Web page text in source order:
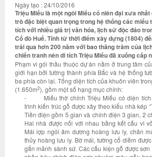
Ngày tạo : 24/10/2016
Triệu Miếu là một ngôi Miếu có niên đại xưa
trò đặc biệt quan trọng trong hệ thống các miếu
tích với nhiều giá trị văn hóa, lịch sử độc đáo
Cố đô Huế. Tính từ thời điểm xây dựng (1804)
trải qua hơn 200 năm với bao thăng trầm của
chiến tranh nên di tích Triệu Miếu đã xuống cấp
Phạm vi gói thầu thuộc dự án nằm ở trung tâm
giới hạn bởi tường thành phía Bắc và hệ thống
ba phía còn lại. Tổng diện tích của khuôn viên
(1.650m2), gồm một số hạng mục chính:
- Miếu thờ chính Triệu Miếu có diện tích
trình kiến trúc gỗ được xây theo kiểu nhà kép
Tiền điện gồm 5 gian và chính điện 3 gian, 2
Hai nhà được nối với nhau bằng kết cấu vì
Mái lợp ngói âm dương hoàng lưu ly, chân
thủy hoàng lưu ly. Bờ mái, tường cổ diềm
gắn mảnh sành sứ. Các cấu kiện gỗ được